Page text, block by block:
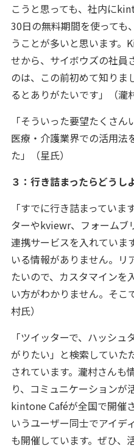
こうと思っても、社内に
30日の無料期間を使っても
うことが多いと思います
せから、サイボウズの社員
のは、この前初めて知りま
るとありがたいです」（瀧
「そういった要望たくさん
医療・介護業界での活用法
た」（星氏）
３：行き詰まったらどうし
「すでに行き詰まってい
ターやkviewr、フォームブ
連携サービスを入れていま
いる情報がありません。リ
たいので、カスタマインを
い方がわかりません。そこ
村氏）
「ツイッターで、ハッシ
がりたい」と検索していた
されています。瀧村さんも
り、コミュニケーションが
kintone Caféが全国で開催
いうユーザー同士でアイデ
も開催しています。ぜひ、